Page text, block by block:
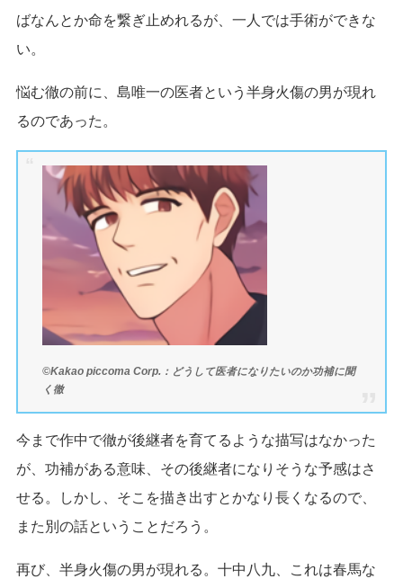
ばなんとか命を繋ぎ止めれるが、一人では手術ができな
い。
悩む徹の前に、島唯一の医者という半身火傷の男が現れ
るのであった。
©Kakao piccoma Corp.：どうして医者になりたいのか功補に聞
く徹
今まで作中で徹が後継者を育てるような描写はなかった
が、功補がある意味、その後継者になりそうな予感はさ
せる。しかし、そこを描き出すとかなり長くなるので、
また別の話ということだろう。
再び、半身火傷の男が現れる。十中八九、これは春馬な